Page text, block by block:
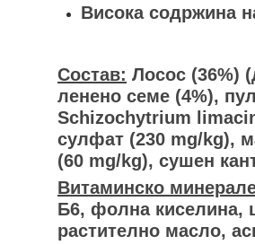
Висока содржина
Состав: Лосос (36%)
ленено семе (4%),
Schizochytrium
сулфат (230 mg/kg),
(60 mg/kg), сушен
Витаминско
Б6, фолна киселина,
растително масло,